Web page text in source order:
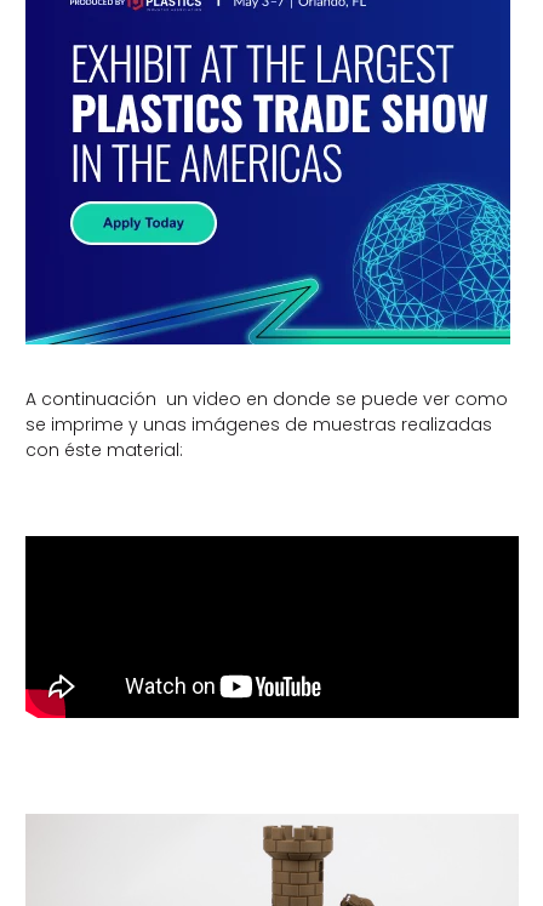
A continuación un video en donde se puede ver como
se imprime y unas imágenes de muestras realizadas
con éste material: